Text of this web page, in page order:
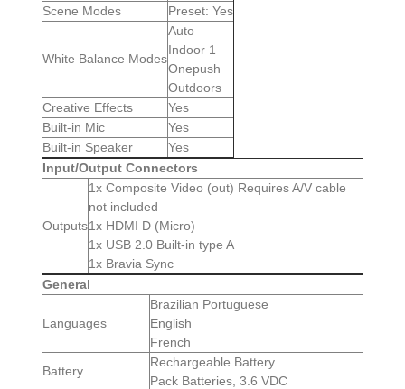
Scene Modes Preset: Yes
White Balance Modes
Auto
Indoor 1
Onepush
Outdoors
Creative Effects
Yes
Built-in Mic
Yes
Built-in Speaker
Yes
Input/Output Connectors
Outputs
1x Composite Video (out) Requires A/V cable
not included
1x HDMI D (Micro)
1x USB 2.0 Built-in type A
1x Bravia Sync
General
Languages
Brazilian Portuguese
English
French
Battery
Rechargeable Battery
Pack Batteries, 3.6 VDC